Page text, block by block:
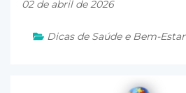
02 de abril de 2026
Dicas de Saúde e Bem-Estar